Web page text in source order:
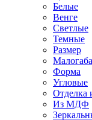
Белые
Венге
Светлые
Темные
Размер
Форма
Угловые
Отделка
Из МДФ